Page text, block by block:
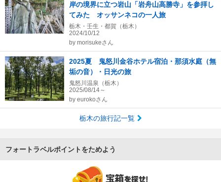
岸の境界に立つ岩山「岩舟山高勝寺」を参拝し
てみた オッサンネコの一人旅
栃木・壬生・都賀（栃木）
2024/10/12
by morisukeさん
2025夏 鬼怒川金谷ホテル宿泊・那須水庭（無
垢の音）・日光の旅
鬼怒川温泉（栃木）
2025/08/14～
by eurokoさん
栃木の旅行記一覧
フォートラベルポイントをためよう